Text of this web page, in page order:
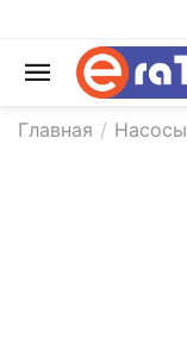
Главная / Насосы